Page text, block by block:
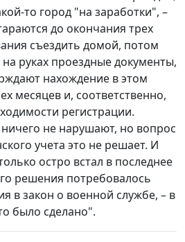
то город "на заработки", –
до окончания трех
съездить домой, потом
руках проездные документы,
нахождение в этом
месяцев и, соответственно,
регистрации.
не нарушают, но вопрос
учета это не решает. И
остро встал в последнее
решения потребовалось
в закон о военной службе, – в
было сделано".